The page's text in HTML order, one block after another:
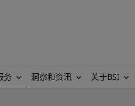
务 洞察和资讯
关于BSI